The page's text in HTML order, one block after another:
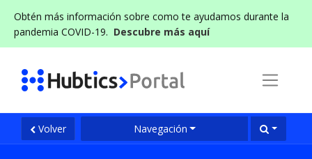
Obtén más información sobre como te ayudamos durante la
pandemia COVID-19. Descubre más aquí
Volver Navegación